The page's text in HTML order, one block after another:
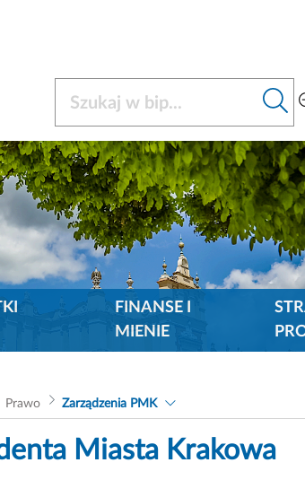
FINANSE I
MIENIE
Prawo Zarządzenia PMK
Miasta Krakowa